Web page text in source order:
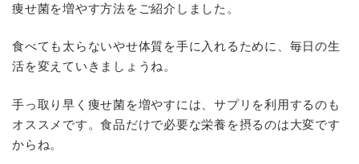
痩せ菌を増やす方法をご紹介しました。
食べても太らないやせ体質を手に入れるために、毎日の生
活を変えていきましょうね。
手っ取り早く痩せ菌を増やすには、サプリを利用するのも
オススメです。食品だけで必要な栄養を摂るのは大変です
からね。